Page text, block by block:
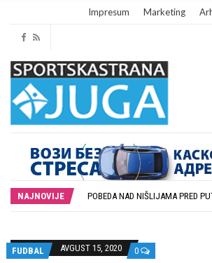
Impresum Marketing
NAJNOVIJE
POBEDA NAD NIŠLIJAMA PRED
FUDBAL AVGUST 15, 2020 0